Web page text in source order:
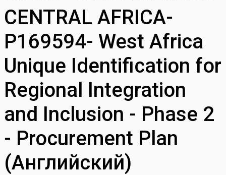
CENTRAL AFRICA-
P169594- West Africa
Unique Identification for
Regional Integration
and Inclusion - Phase 2
- Procurement Plan
(Английский)